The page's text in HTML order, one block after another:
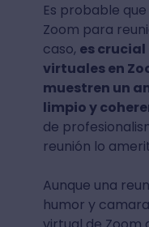
Es probable
Zoom para
caso, es
virtuales en
muestren un
limpio y
de
reunión lo
Aunque una
humor y